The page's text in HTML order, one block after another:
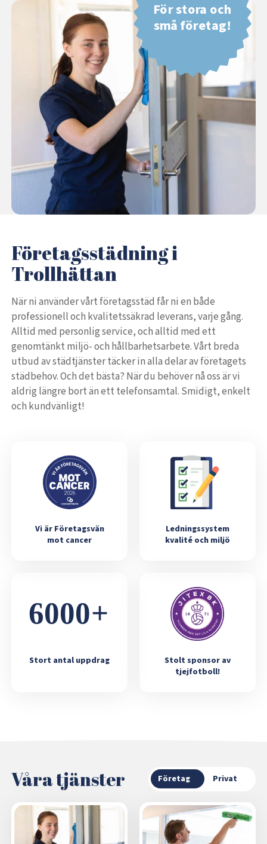
För stora och
små företag!
Företagsstädning i
Trollhättan
När ni använder vårt företagsstäd får ni en både
professionell och kvalitetssäkrad leverans, varje gång.
Alltid med personlig service, och alltid med ett
genomtänkt miljö- och hållbarhetsarbete. Vårt breda
utbud av städtjänster täcker in alla delar av företagets
städbehov. Och det bästa? När du behöver nå oss är vi
aldrig längre bort än ett telefonsamtal. Smidigt, enkelt
och kundvänligt!
Vi är Företagsvän
mot cancer
Ledningssystem
kvalité och miljö
Stort antal uppdrag
Stolt sponsor av
tjejfotboll!
Våra tjänster Företag Privat